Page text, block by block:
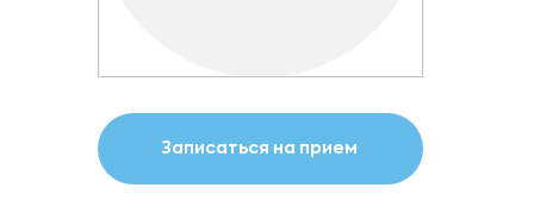
Записаться на прием